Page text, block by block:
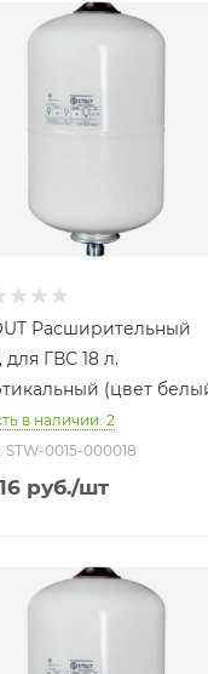
бака, литров
срок
Расширительный
для ГВС 18 л.
(цвет
в наличии: 2
STW-0015-000018
руб./шт
бака, литров